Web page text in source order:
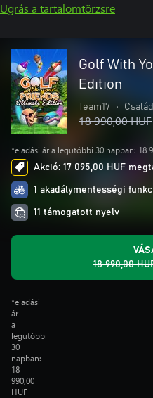
Ugrás a tartalomtörzsre
Golf With
Edition
Team17 •
18 990,00 HUF
*eladási ár a legutóbbi 30 napban: 18
Akció: 17 095,00 HUF
1 akadálymentességi
11 támogatott nyelv
18 990,00
*eladási
ár
a
legutóbbi
30
napban:
18
990,00
HUF